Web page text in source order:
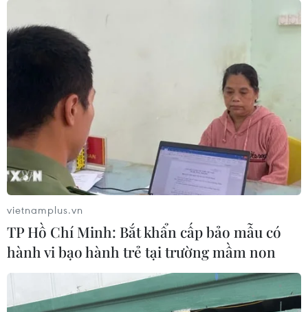
vietnamplus.vn
TP Hồ Chí Minh: Bắt khẩn cấp bảo mẫu có
hành vi bạo hành trẻ tại trường mầm non